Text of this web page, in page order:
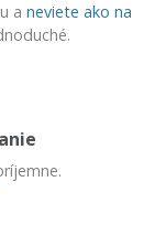
a neviete ako na